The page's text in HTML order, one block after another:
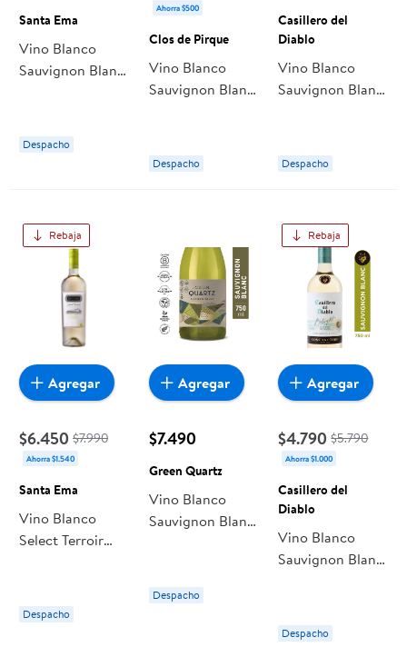
Santa Ema
Vino Blanco
Sauvignon Blanc
Santa Ema
Despacho
Ahorra $500
Clos de Pirque
Vino Blanco
Sauvignon Blanc
Despacho
Casillero del
Diablo
Vino Blanco
Sauvignon Blanc
Casillero del
Diablo
Despacho
Rebaja
$6.450 $7.990
Ahorra $1.540
Santa Ema
Vino Blanco
Select Terroir
Botella 750 cc
Santa Ema
Despacho
Agregar
$7.490
Green Quartz
Vino Blanco
Sauvignon Blanc
ml Green Quartz
Despacho
Agregar
Rebaja
$4.790 $5.790
Ahorra $1.000
Casillero del
Diablo
Vino Blanco
Sauvignon Blanc
Botella 750 ml
Casillero del
Despacho
Agregar